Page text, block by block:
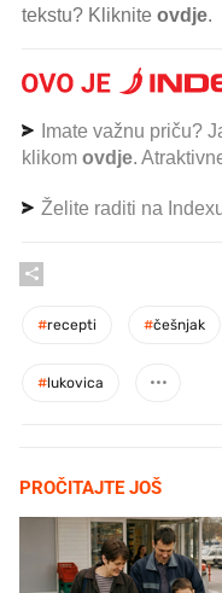
tekstu? Kliknite ovdje.
Imate važnu priču?
klikom ovdje.
Želite raditi na
#recepti #češnjak
#lukovica
PROČITAJTE JOŠ